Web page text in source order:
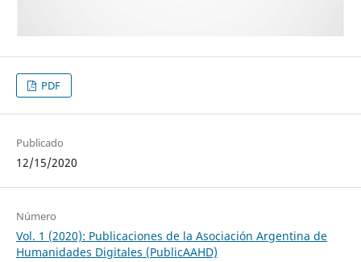
PDF
Publicado
12/15/2020
Número
Vol. 1 (2020): Publicaciones de la Asociación Argentina de
Humanidades Digitales (PublicAAHD)